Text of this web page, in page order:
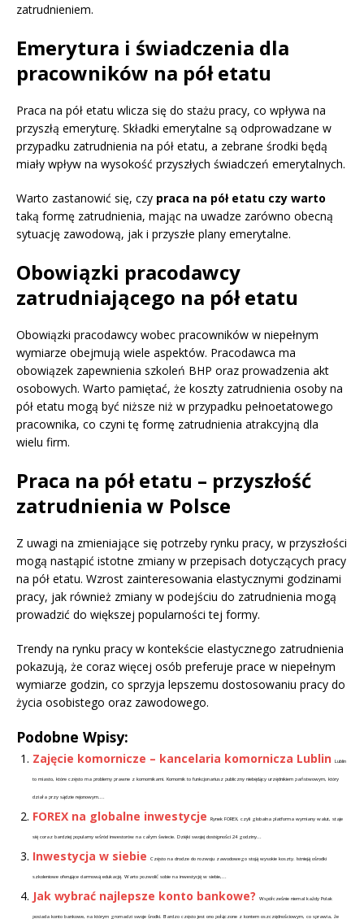
zatrudnieniem.
Emerytura i świadczenia dla
pracowników na pół etatu
Praca na pół etatu wlicza się do stażu pracy, co wpływa na
przyszłą emeryturę. Składki emerytalne są odprowadzane w
przypadku zatrudnienia na pół etatu, a zebrane środki będą
miały wpływ na wysokość przyszłych świadczeń emerytalnych.
Warto zastanowić się, czy praca na pół etatu czy warto
taką formę zatrudnienia, mając na uwadze zarówno obecną
sytuację zawodową, jak i przyszłe plany emerytalne.
Obowiązki pracodawcy
zatrudniającego na pół etatu
Obowiązki pracodawcy wobec pracowników w niepełnym
wymiarze obejmują wiele aspektów. Pracodawca ma
obowiązek zapewnienia szkoleń BHP oraz prowadzenia akt
osobowych. Warto pamiętać, że koszty zatrudnienia osoby na
pół etatu mogą być niższe niż w przypadku pełnoetatowego
pracownika, co czyni tę formę zatrudnienia atrakcyjną dla
wielu firm.
Praca na pół etatu – przyszłość
zatrudnienia w Polsce
Z uwagi na zmieniające się potrzeby rynku pracy, w przyszłości
mogą nastąpić istotne zmiany w przepisach dotyczących pracy
na pół etatu. Wzrost zainteresowania elastycznymi godzinami
pracy, jak również zmiany w podejściu do zatrudnienia mogą
prowadzić do większej popularności tej formy.
Trendy na rynku pracy w kontekście elastycznego zatrudnienia
pokazują, że coraz więcej osób preferuje prace w niepełnym
wymiarze godzin, co sprzyja lepszemu dostosowaniu pracy do
życia osobistego oraz zawodowego.
Podobne Wpisy:
Zajęcie komornicze – kancelaria komornicza Lublin Lublin
to miasto, które często ma problemy prawne z komornikami. Komornik to funkcjonariusz publiczny niebędący urzędnikiem państwowym, który
działa przy sądzie rejonowym....
FOREX na globalne inwestycje Rynek FOREX, czyli globalna platforma wymiany walut, staje
się coraz bardziej popularny wśród inwestorów na całym świecie. Dzięki swojej dostępności 24 godziny...
Inwestycja w siebie Często na drodze do rozwoju zawodowego stoją wysokie koszty. Istnieją ośrodki
szkoleniowe oferujące darmową edukację. Warto pozwolić sobie na inwestycję w siebie,...
Jak wybrać najlepsze konto bankowe? Współcześnie niemal każdy Polak
posiada konto bankowe, na którym gromadzi swoje środki. Bardzo często jest ono połączone z kontem oszczędnościowym, co sprawia, że